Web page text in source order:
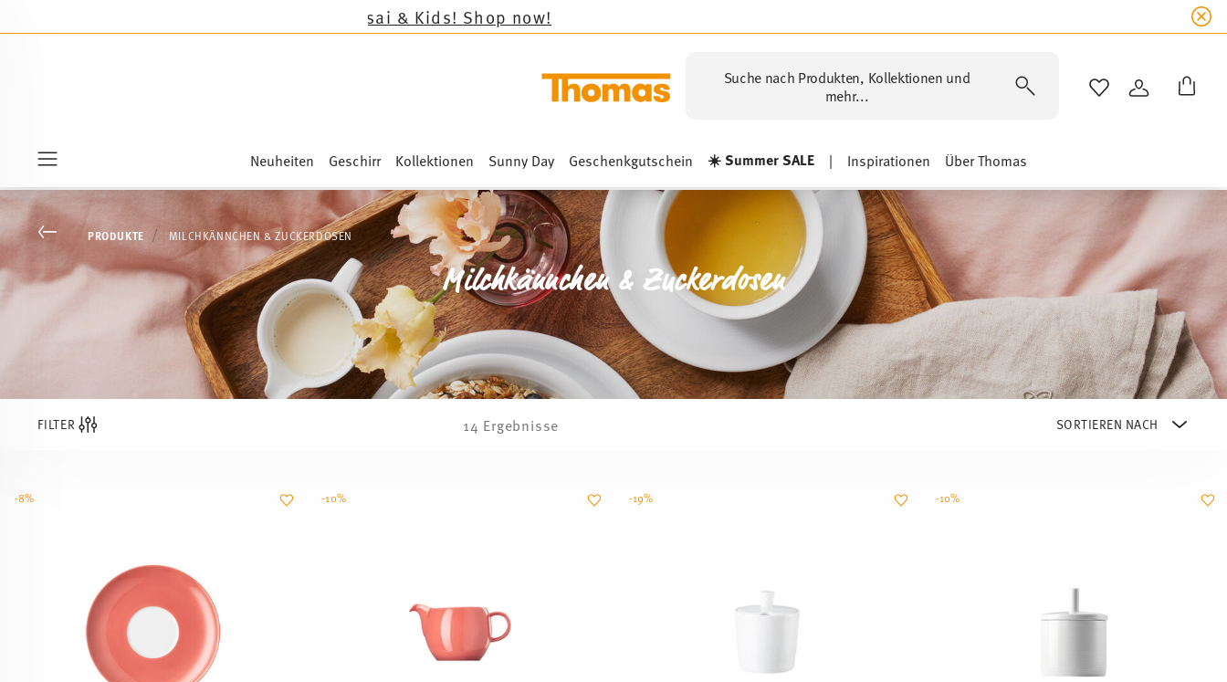
Suche nach Produkten, Kollektionen und
mehr...
WISHLISTANMELDEN
Neuheiten Geschirr Kollektionen Sunny Day Geschenkgutschein ☀️ Summer SALE | Inspirationen Über Thomas
Go backPRODUKTE MILCHKÄNNCHEN & ZUCKERDOSEN
Milchkännchen & Zuckerdosen
FILTER 14 Ergebnisse
-8% -10% -19% -10%